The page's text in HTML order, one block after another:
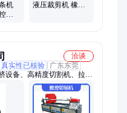
机
剪
液压裁剪机 橡胶
洽谈
真实性已核验
广东东莞
设备、高精度切割机、拉挤